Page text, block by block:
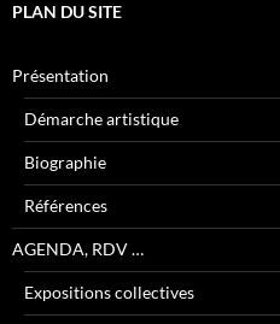
PLAN DU SITE
Présentation
Démarche artistique
Biographie
Références
AGENDA, RDV …
Expositions collectives